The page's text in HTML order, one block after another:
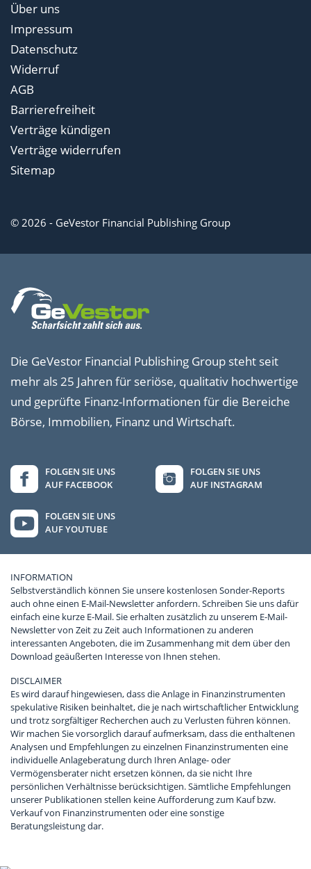
Über uns
Impressum
Datenschutz
Widerruf
AGB
Barrierefreiheit
Verträge kündigen
Verträge widerrufen
Sitemap
© 2026 - GeVestor Financial Publishing Group
Die GeVestor Financial Publishing Group steht seit
mehr als 25 Jahren für seriöse, qualitativ hochwertige
und geprüfte Finanz-Informationen für die Bereiche
Börse, Immobilien, Finanz und Wirtschaft.
FOLGEN SIE UNS
AUF FACEBOOK
FOLGEN SIE UNS
AUF INSTAGRAM
FOLGEN SIE UNS
AUF YOUTUBE
INFORMATION
Selbstverständlich können Sie unsere kostenlosen Sonder-Reports
auch ohne einen E-Mail-Newsletter anfordern. Schreiben Sie uns dafür
einfach eine kurze E-Mail. Sie erhalten zusätzlich zu unserem E-Mail-
Newsletter von Zeit zu Zeit auch Informationen zu anderen
interessanten Angeboten, die im Zusammenhang mit dem über den
Download geäußerten Interesse von Ihnen stehen.
DISCLAIMER
Es wird darauf hingewiesen, dass die Anlage in Finanzinstrumenten
spekulative Risiken beinhaltet, die je nach wirtschaftlicher Entwicklung
und trotz sorgfältiger Recherchen auch zu Verlusten führen können.
Wir machen Sie vorsorglich darauf aufmerksam, dass die enthaltenen
Analysen und Empfehlungen zu einzelnen Finanzinstrumenten eine
individuelle Anlageberatung durch Ihren Anlage- oder
Vermögensberater nicht ersetzen können, da sie nicht Ihre
persönlichen Verhältnisse berücksichtigen. Sämtliche Empfehlungen
unserer Publikationen stellen keine Aufforderung zum Kauf bzw.
Verkauf von Finanzinstrumenten oder eine sonstige
Beratungsleistung dar.